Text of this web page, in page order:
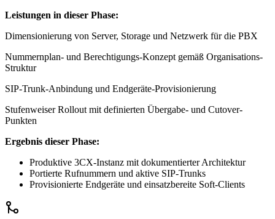
Leistungen in dieser Phase:
Dimensionierung von Server, Storage und Netzwerk für die PBX
Nummernplan- und Berechtigungs-Konzept gemäß Organisations-
Struktur
SIP-Trunk-Anbindung und Endgeräte-Provisionierung
Stufenweiser Rollout mit definierten Übergabe- und Cutover-
Punkten
Ergebnis dieser Phase:
Produktive 3CX-Instanz mit dokumentierter Architektur
Portierte Rufnummern und aktive SIP-Trunks
Provisionierte Endgeräte und einsatzbereite Soft-Clients